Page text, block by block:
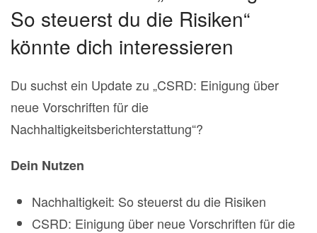
So steuerst du die Risiken“
könnte dich interessieren
Du suchst ein Update zu „CSRD: Einigung über
neue Vorschriften für die
Nachhaltigkeitsberichterstattung“?
Dein Nutzen
Nachhaltigkeit: So steuerst du die Risiken
CSRD: Einigung über neue Vorschriften für die